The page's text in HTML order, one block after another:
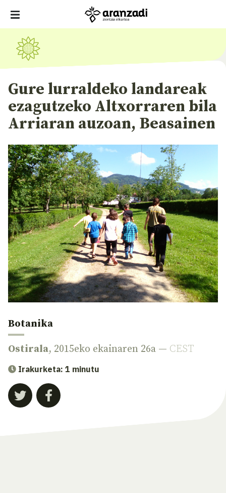
Gure lurraldeko landareak
ezagutzeko Altxorraren bila
Arriaran auzoan, Beasainen
Botanika
Ostirala, 2015eko ekainaren 26a — CEST
Irakurketa: 1 minutu